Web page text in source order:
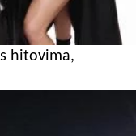
hitovima,